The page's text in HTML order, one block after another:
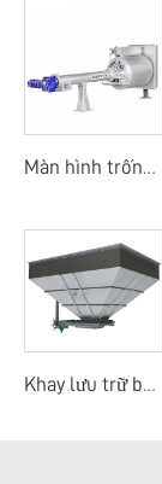
Màn hình trống quay mịn
Khay lưu trữ bùn